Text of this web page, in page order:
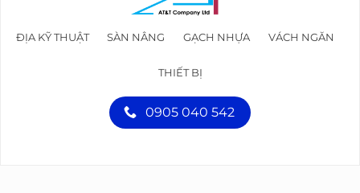
ĐỊA KỸ THUẬT SÀN NÂNG GẠCH NHỰA VÁCH NGĂN
THIẾT BỊ
0905 040 542